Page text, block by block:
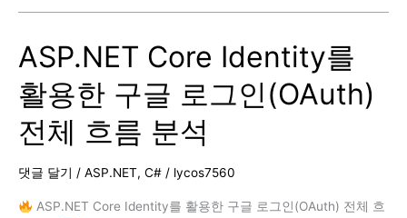
관
리
명
령
어
(Ubuntu)
ASP.NET Core Identity를
활용한 구글 로그인(OAuth)
전체 흐름 분석
댓글 달기 / ASP.NET, C# / lycos7560
ASP.NET Core Identity를 활용한 구글 로그인(OAuth) 전체 흐